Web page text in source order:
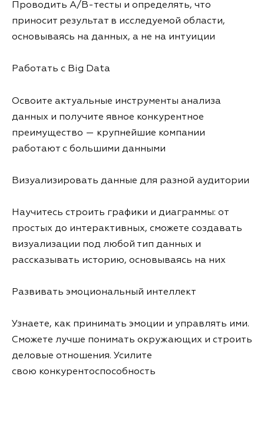
Проводить A/B-тесты и определять, что
приносит результат в исследуемой области,
основываясь на данных, а не на интуиции
Работать с Big Data
Освоите актуальные инструменты анализа
данных и получите явное конкурентное
преимущество — крупнейшие компании
работают с большими данными
Визуализировать данные для разной аудитории
Научитесь строить графики и диаграммы: от
простых до интерактивных, сможете создавать
визуализации под любой тип данных и
рассказывать историю, основываясь на них
Развивать эмоциональный интеллект
Узнаете, как принимать эмоции и управлять ими.
Сможете лучше понимать окружающих и строить
деловые отношения. Усилите
свою конкурентоспособность